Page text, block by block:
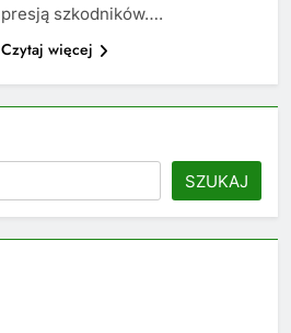
presją szkodników….
Czytaj więcej
SZUKAJ